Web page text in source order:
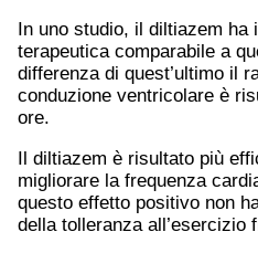
In uno studio, il diltiazem ha
terapeutica comparabile a
differenza di quest’ultimo il
conduzione ventricolare è
ore.
Il diltiazem è risultato più
migliorare la frequenza
questo effetto positivo non
della tolleranza all’esercizio